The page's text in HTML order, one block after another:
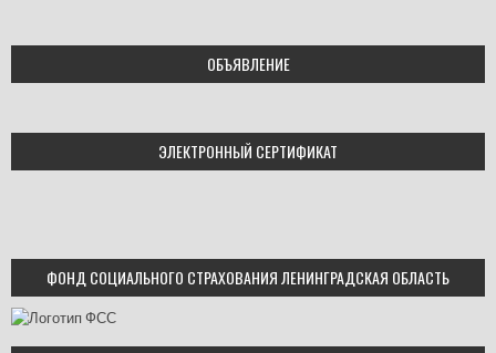
ОБЪЯВЛЕНИЕ
ЭЛЕКТРОННЫЙ СЕРТИФИКАТ
ФОНД СОЦИАЛЬНОГО СТРАХОВАНИЯ ЛЕНИНГРАДСКАЯ ОБЛАСТЬ